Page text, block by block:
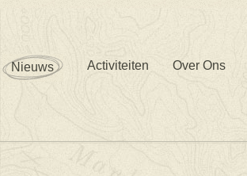
Nieuws Activiteiten Over Ons